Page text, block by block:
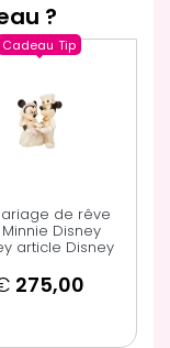
?
Cadeau Tip
de rêve
Disney
article Disney
275,00